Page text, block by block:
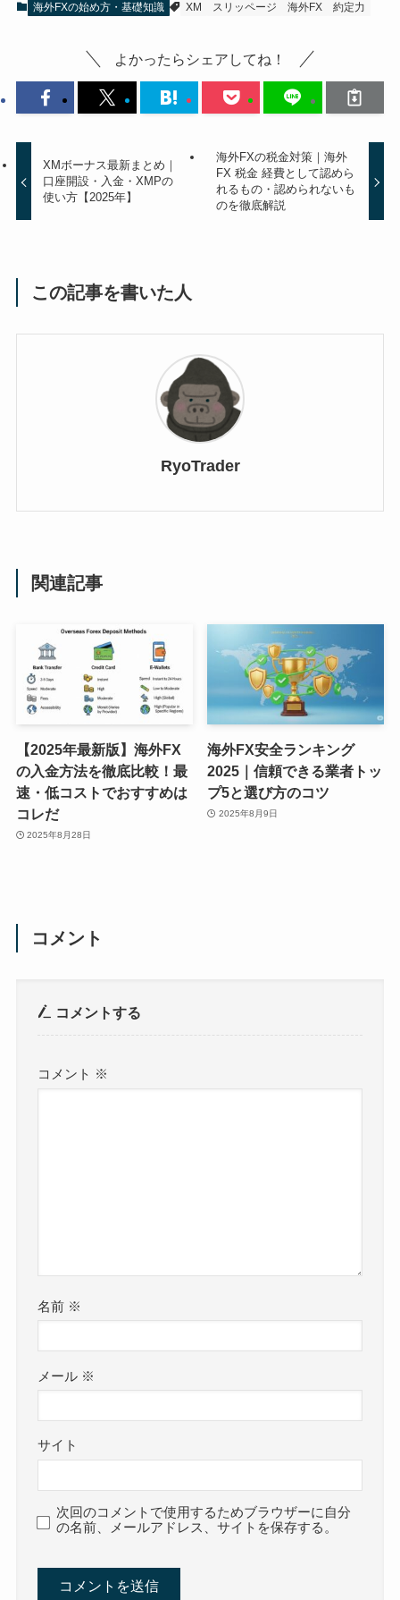
海外FXの始め方・基礎知識 XM スリッページ 海外FX 約定力
よかったらシェアしてね！
XMボーナス最新まとめ｜
口座開設・入金・XMPの
使い方【2025年】
海外FXの税金対策｜海外
FX 税金 経費として認めら
れるもの・認められないも
のを徹底解説
この記事を書いた人
RyoTrader
関連記事
【2025年最新版】海外FX
の入金方法を徹底比較！最
速・低コストでおすすめは
コレだ
2025年8月28日
海外FX安全ランキング
2025｜信頼できる業者トッ
プ5と選び方のコツ
2025年8月9日
コメント
コメントする
コメント ※
名前 ※
メール ※
サイト
次回のコメントで使用するためブラウザーに自分
の名前、メールアドレス、サイトを保存する。